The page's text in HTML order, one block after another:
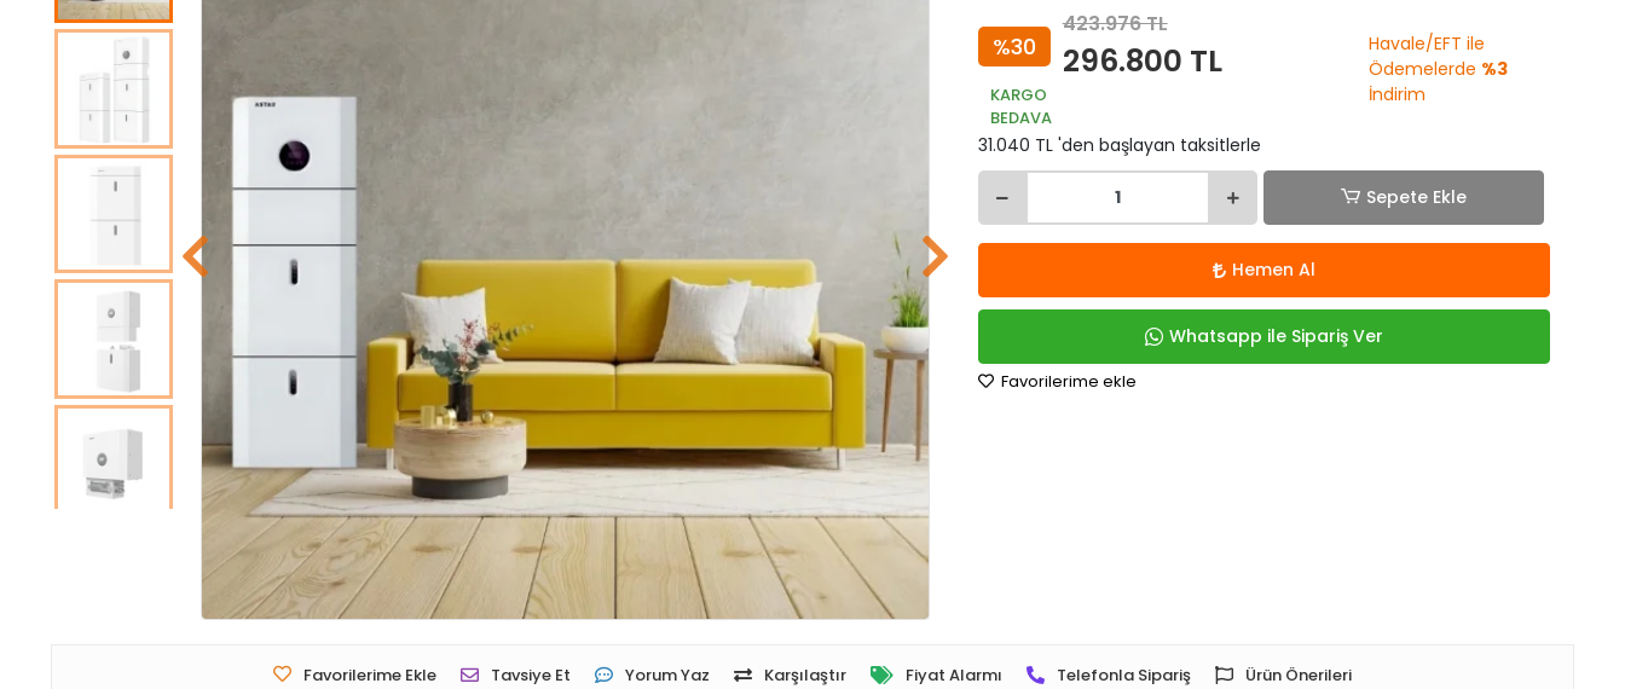
%30
423.976 TL
296.800 TL
KARGO
BEDAVA
Havale/EFT ile
Ödemelerde %3
İndirim
31.040 TL 'den başlayan taksitlerle
Sepete Ekle
Hemen Al
Whatsapp ile Sipariş Ver
Favorilerime ekle
Favorilerime Ekle Tavsiye Et Yorum Yaz Karşılaştır Fiyat Alarmı Telefonla Sipariş Ürün Önerileri